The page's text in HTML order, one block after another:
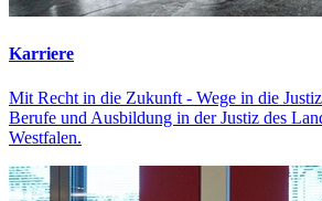
Karriere
Mit Recht in die Zukunft - Wege in die Justiz
Berufe und Ausbildung in der Justiz des
Westfalen.